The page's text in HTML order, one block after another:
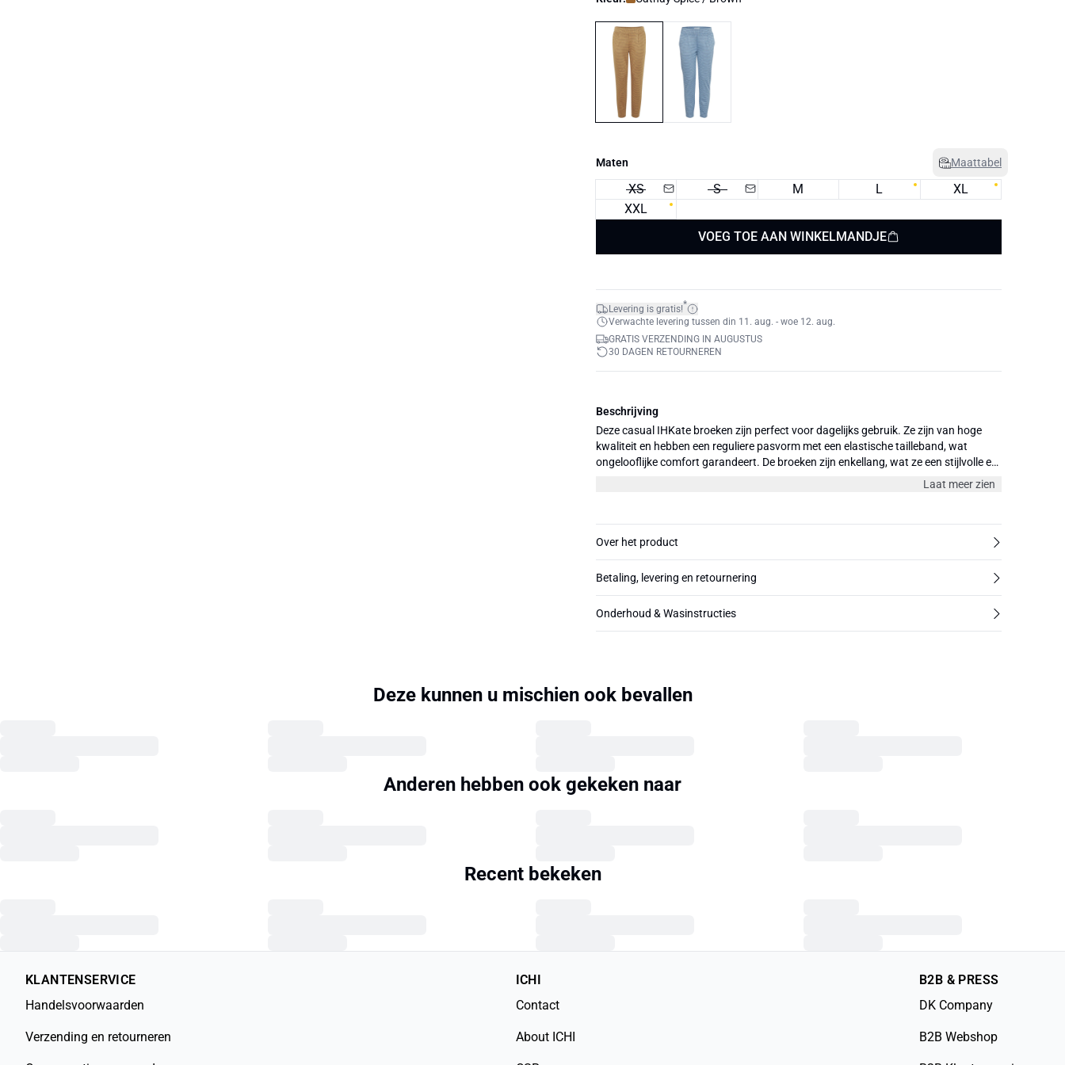
Maten Maattabel
XS S M L
XL
XXL
VOEG TOE AAN WINKELMANDJE
Levering is gratis!*
Verwachte levering tussen din 11. aug. - woe 12. aug.
GRATIS VERZENDING IN AUGUSTUS
30 DAGEN RETOURNEREN
Beschrijving
Deze casual IHKate broeken zijn perfect voor dagelijks gebruik. Ze zijn van hoge
kwaliteit en hebben een reguliere pasvorm met een elastische tailleband, wat
ongelooflijke comfort garandeert. De broeken zijn enkellang, wat ze een stijlvolle en
moderne uitstraling geeft. Ze zullen elk outfit complementeren en zijn vooral mooi
Laat meer zien
Over het product
Betaling, levering en retournering
Onderhoud & Wasinstructies
Deze kunnen u mischien ook bevallen
Anderen hebben ook gekeken naar
Recent bekeken
KLANTENSERVICE
Handelsvoorwaarden
Verzending en retourneren
ICHI
Contact
About ICHI
B2B & PRESS
DK Company
B2B Webshop